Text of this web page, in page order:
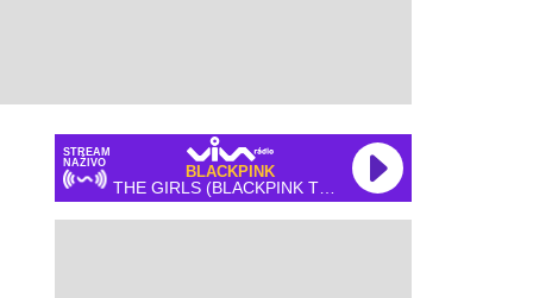
STREAM
NAŽIVO
BLACKPINK